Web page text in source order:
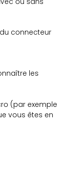
connecteur
les
(par exemple
vous êtes en